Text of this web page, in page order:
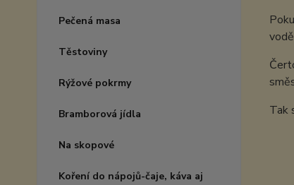
Pečená masa
Těstoviny
Rýžové pokrmy
Bramborová jídla
Na skopové
Koření do nápojů-čaje, káva aj
Tak